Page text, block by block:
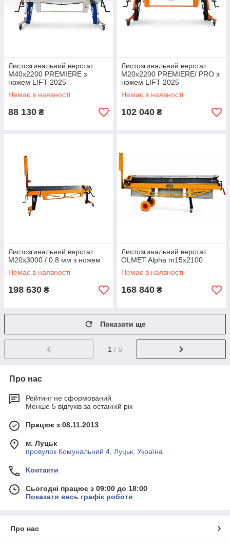
Листозгинальний верстат
M40x2200 PREMIERE з
ножем LIFT-2025
Немає в наявності
88 130 ₴
Листозгинальний верстат
M20x2200 PREMIERE/ PRO з
ножем LIFT-2025
Немає в наявності
102 040 ₴
Листозгинальний верстат
M20x3000 / 0,8 мм з ножем
Немає в наявності
198 630 ₴
Листозгинальний верстат
OLMET Alpha m15x2100
Немає в наявності
168 840 ₴
Показати ще
1 / 5
Про нас
Рейтинг не сформований
Менше 5 відгуків за останній рік
Працює з 08.11.2013
м. Луцьк
провулок Комунальний 4, Луцьк, Україна
Контакти
Сьогодні працює з 09:00 до 18:00
Показати весь графік роботи
Про нас